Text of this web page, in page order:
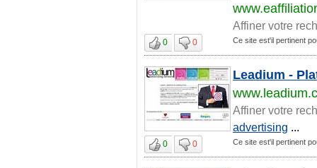
Affiner votre
0 0 Ce site est'il pertinent
Leadium -
Affiner votre
advertising ...
0 0 Ce site est'il pertinent